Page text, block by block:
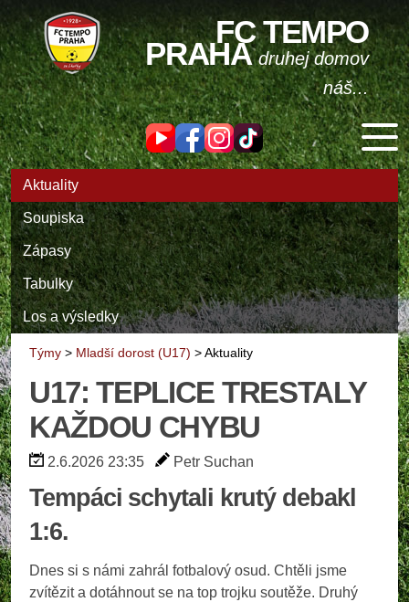
FC TEMPO
PRAHAdruhej domov
náš...
Aktuality
Soupiska
Zápasy
Tabulky
Los a výsledky
Týmy > Mladší dorost (U17) >Aktuality
U17: TEPLICE TRESTALY
KAŽDOU CHYBU
2.6.2026 23:35 Petr Suchan
Tempáci schytali krutý debakl
1:6.
Dnes si s námi zahrál fotbalový osud. Chtěli jsme
zvítězit a dotáhnout se na top trojku soutěže. Druhý